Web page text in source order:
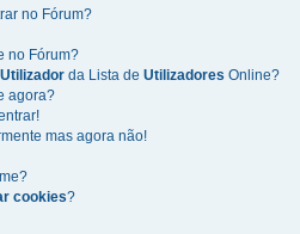
no Fórum?
no Fórum?
Utilizador da Lista de Utilizadores Online?
agora?
mas agora não!
cookies?